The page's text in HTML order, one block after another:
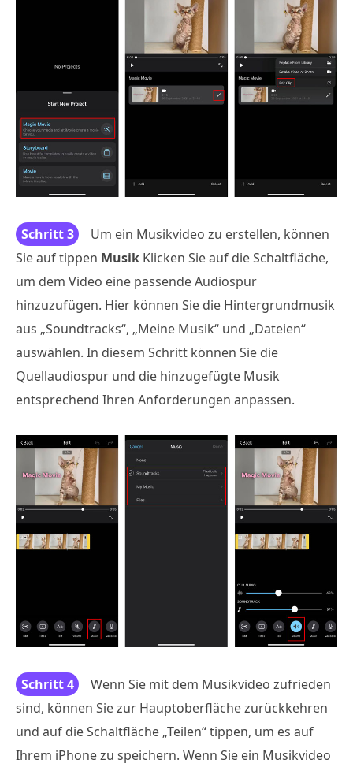
Schritt 3
Um ein Musikvideo zu erstellen, können
Sie auf tippen Musik Klicken Sie auf die Schaltfläche,
um dem Video eine passende Audiospur
hinzuzufügen. Hier können Sie die Hintergrundmusik
aus „Soundtracks“, „Meine Musik“ und „Dateien“
auswählen. In diesem Schritt können Sie die
Quellaudiospur und die hinzugefügte Musik
entsprechend Ihren Anforderungen anpassen.
Schritt 4
Wenn Sie mit dem Musikvideo zufrieden
sind, können Sie zur Hauptoberfläche zurückkehren
und auf die Schaltfläche „Teilen“ tippen, um es auf
Ihrem iPhone zu speichern. Wenn Sie ein Musikvideo